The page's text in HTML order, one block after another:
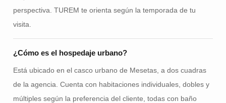
perspectiva. TUREM te orienta según la temporada de tu
visita.
¿Cómo es el hospedaje urbano?
Está ubicado en el casco urbano de Mesetas, a dos cuadras
de la agencia. Cuenta con habitaciones individuales, dobles y
múltiples según la preferencia del cliente, todas con baño